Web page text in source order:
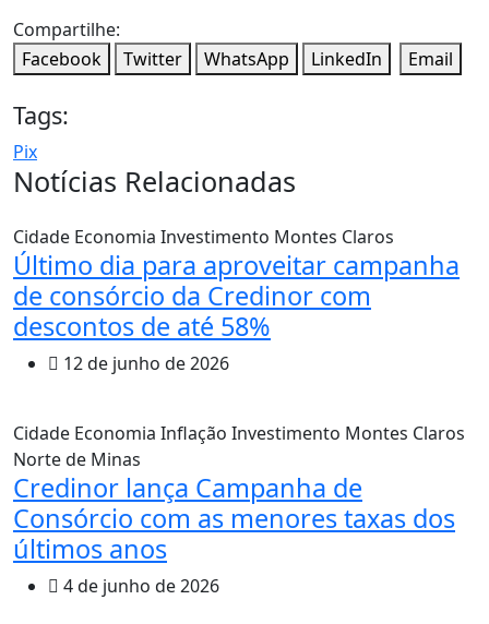
Compartilhe:
Facebook
Twitter WhatsApp LinkedIn Email
Tags:
Pix
Notícias Relacionadas
Cidade Economia Investimento Montes Claros
Último dia para aproveitar campanha
de consórcio da Credinor com
descontos de até 58%
12 de junho de 2026
Cidade Economia Inflação Investimento Montes Claros
Norte de Minas
Credinor lança Campanha de
Consórcio com as menores taxas dos
últimos anos
4 de junho de 2026